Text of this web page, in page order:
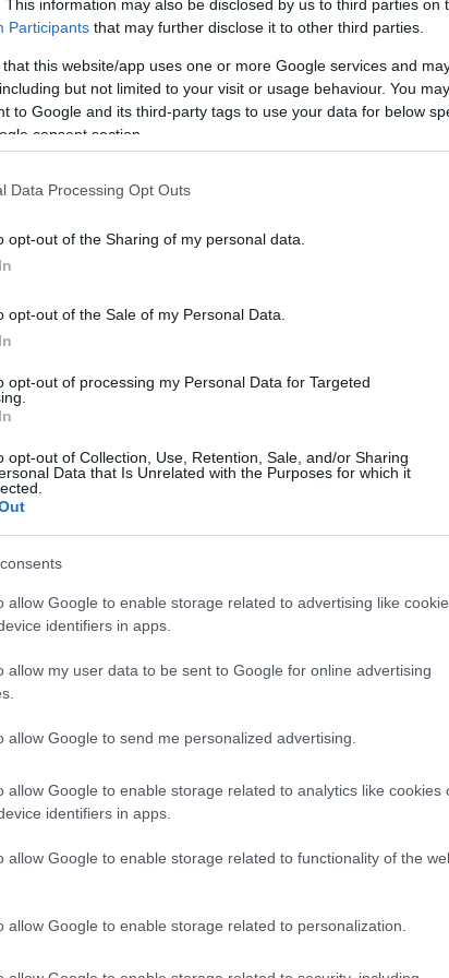
This information may also be disclosed by us to third parties on
Participants that may further disclose it to other third parties.
that this website/app uses one or more Google services and
but not limited to your visit or usage behaviour. You
to Google and its third-party tags to use your data for below
consent section.
Data Processing Opt Outs
opt-out of the Sharing of my personal data.
opt-out of the Sale of my Personal Data.
opt-out of processing my Personal Data for Targeted
opt-out of Collection, Use, Retention, Sale, and/or Sharing
Data that Is Unrelated with the Purposes for which it
allow Google to enable storage related to advertising like
identifiers in apps.
allow my user data to be sent to Google for online advertising
allow Google to send me personalized advertising.
allow Google to enable storage related to analytics like cookies
identifiers in apps.
allow Google to enable storage related to functionality of the
allow Google to enable storage related to personalization.
sulturismo rurale sostenibile. Preservare i
e promuovere esperienze lente sono
a professionisti e cittadini un luogo per
strategica
a un possibileRinascimento Rurale
di recupero e valorizzazione delle risorse
mira a coinvolgere amministrazioni,
per costruire mappe territoriali che mettano
In questo contesto il concetto di
economiche positive senza sacrificare la
uno sviluppo che sia al tempo
rappresenta una